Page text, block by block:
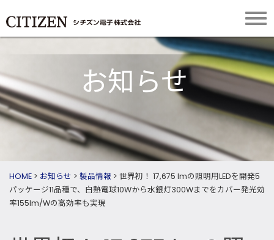
お知らせ
HOME > お知らせ > 製品情報 > 世界初！ 17,675 lmの照明用LEDを開発5
パッケージ11品種で、白熱電球10Wから水銀灯300Wまでをカバー発光効
率155lm/Wの高効率も実現